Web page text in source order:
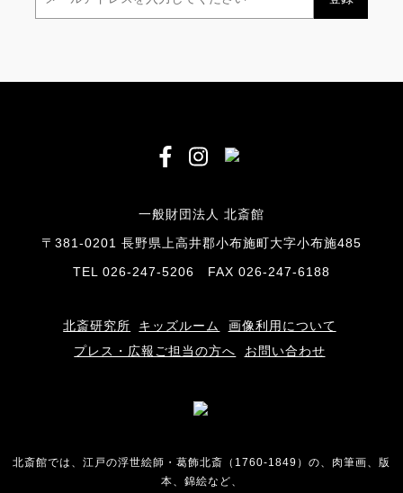
一般財団法人 北斎館
〒381-0201 長野県上高井郡小布施町大字小布施485
TEL 026-247-5206 FAX 026-247-6188
北斎研究所 キッズルーム
画像利用について
プレス・広報ご担当の方へ
お問い合わせ
北斎館では、江戸の浮世絵師・葛飾北斎（1760-1849）の、肉筆画、版
本、錦絵など、